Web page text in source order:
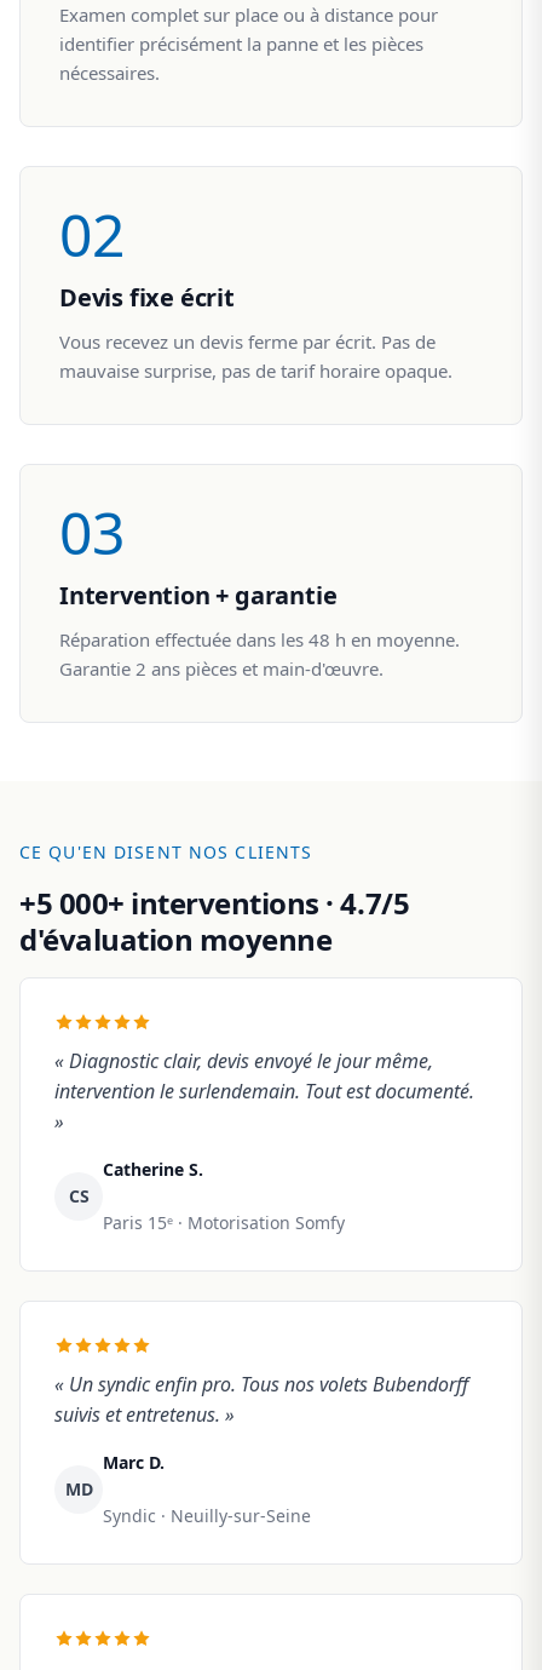
Examen complet sur place ou à distance pour
identifier précisément la panne et les pièces
nécessaires.
02
Devis fixe écrit
Vous recevez un devis ferme par écrit. Pas de
mauvaise surprise, pas de tarif horaire opaque.
03
Intervention + garantie
Réparation effectuée dans les 48 h en moyenne.
Garantie 2 ans pièces et main-d'œuvre.
CE QU'EN DISENT NOS CLIENTS
+5 000+ interventions · 4.7/5
d'évaluation moyenne
« Diagnostic clair, devis envoyé le jour même,
intervention le surlendemain. Tout est documenté.
»
CS
Catherine S.
Paris 15ᵉ · Motorisation Somfy
« Un syndic enfin pro. Tous nos volets Bubendorff
suivis et entretenus. »
MD
Marc D.
Syndic · Neuilly-sur-Seine